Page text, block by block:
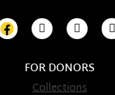
FOR DONORS
Collections